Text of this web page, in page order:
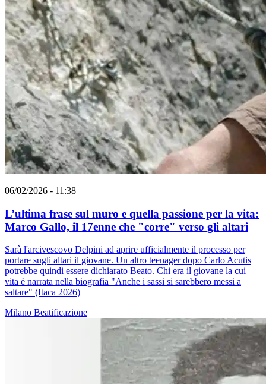
06/02/2026 - 11:38
L’ultima frase sul muro e quella passione per la vita:
Marco Gallo, il 17enne che "corre" verso gli altari
Sarà l'arcivescovo Delpini ad aprire ufficialmente il processo per
portare sugli altari il giovane. Un altro teenager dopo Carlo Acutis
potrebbe quindi essere dichiarato Beato. Chi era il giovane la cui
vita è narrata nella biografia "Anche i sassi si sarebbero messi a
saltare" (Itaca 2026)
Milano Beatificazione